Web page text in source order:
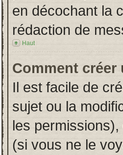
en décochant la
rédaction de
Haut
Comment créer
Il est facile de
sujet ou la
les
(si vous ne le